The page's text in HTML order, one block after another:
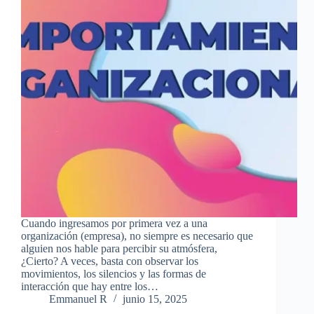
Cuando ingresamos por primera vez a una
organización (empresa), no siempre es necesario que
alguien nos hable para percibir su atmósfera,
¿Cierto? A veces, basta con observar los
movimientos, los silencios y las formas de
interacción que hay entre los…
Emmanuel R
junio 15, 2025